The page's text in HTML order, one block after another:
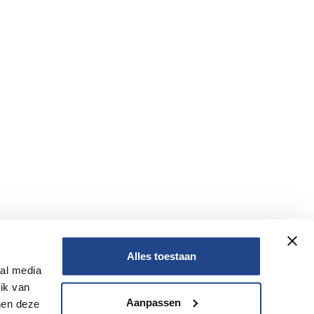
media
van
deze
Alles toestaan
Aanpassen
Nee
Nee